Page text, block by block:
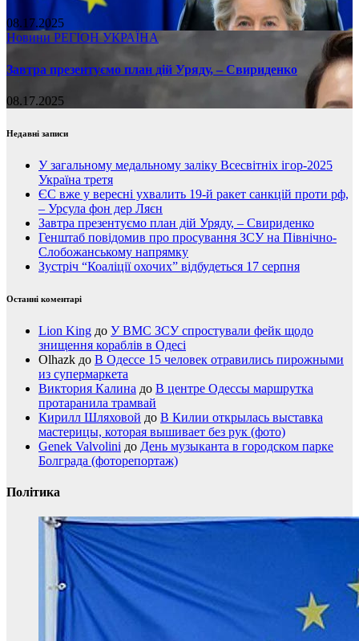
08.17.2025
Новини РЕГІОН УКРАЇНА
Завтра презентуємо план дій Уряду, – Свириденко
08.17.2025
Недавні записи
У загальному медальному заліку Всесвітніх ігор-2025
Україна третя
ЄС вже у вересні ухвалить 19-й ракет санкцій проти рф,
– Урсула фон дер Ляєн
Завтра презентуємо план дій Уряду, – Свириденко
Генштаб повідомив про просування ЗСУ на Північно-
Слобожанському напрямку
Зустріч “Коаліції охочих” відбудеться 17 серпня
Останні коментарі
Lion King до У ВМС ЗСУ спростували фейк щодо
знищення кораблів в Одесі
Olhazk до В Одессе 15 человек отравились пирожными
из супермаркета
Виктория Калина до В центре Одессы маршрутка
протаранила трамвай
Кирилл Шляховой до В Килии открылась выставка
мастерицы, которая вышивает без рук (фото)
Genek Valvolini до День музыканта в городском парке
Болграда (фоторепортаж)
Політика